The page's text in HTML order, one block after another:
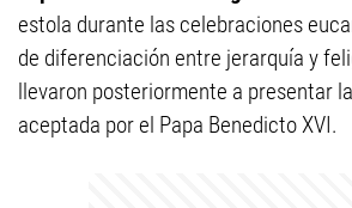
estola durante las celebraciones
de diferenciación entre jerarquía y
llevaron posteriormente a presentar
aceptada por el Papa Benedicto XVI.